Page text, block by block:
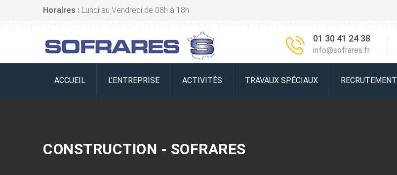
Horaires : Lundi au Vendredi de 08h à 18h
01 30 41 24 38
info@sofrares.fr
ACCUEIL L’ENTREPRISE ACTIVITÉS TRAVAUX SPÉCIAUX RECRUTEMENT
CONSTRUCTION - SOFRARES